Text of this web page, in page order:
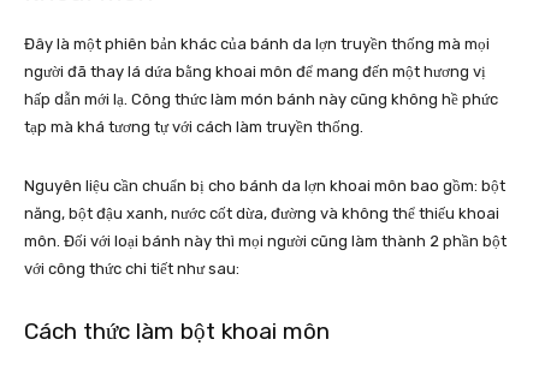
Đây là một phiên bản khác của bánh da lợn truyền thống mà mọi
người đã thay lá dứa bằng khoai môn để mang đến một hương vị
hấp dẫn mới lạ. Công thức làm món bánh này cũng không hề phức
tạp mà khá tương tự với cách làm truyền thống.
Nguyên liệu cần chuẩn bị cho bánh da lợn khoai môn bao gồm: bột
năng, bột đậu xanh, nước cốt dừa, đường và không thể thiếu khoai
môn. Đối với loại bánh này thì mọi người cũng làm thành 2 phần bột
với công thức chi tiết như sau:
Cách thức làm bột khoai môn